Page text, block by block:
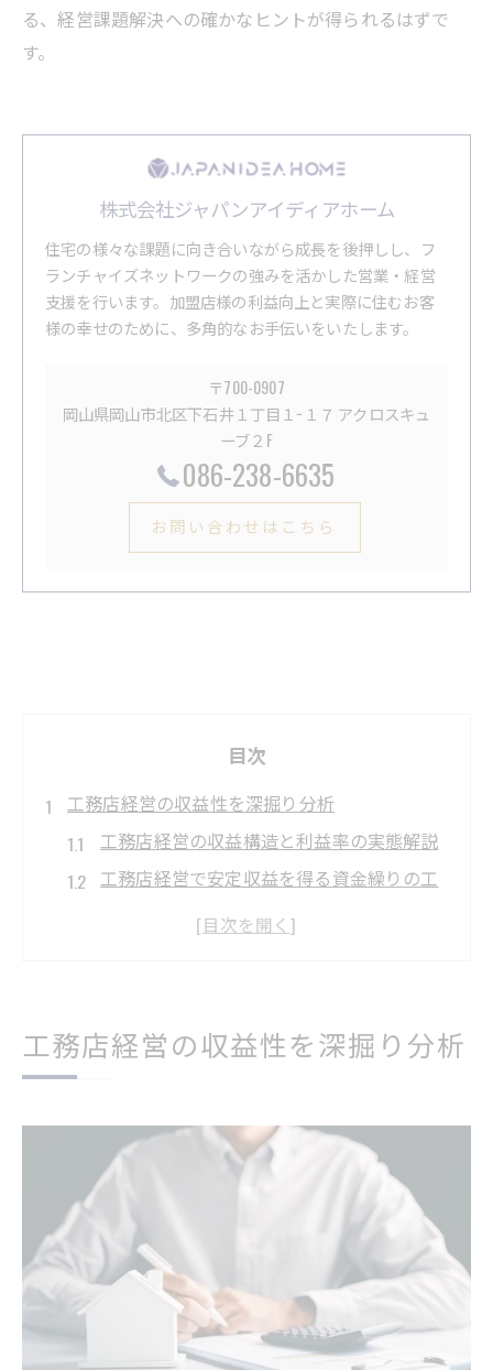
る、経営課題解決への確かなヒントが得られるはずで
す。
株式会社ジャパンアイディアホーム
住宅の様々な課題に向き合いながら成長を後押しし、フ
ランチャイズネットワークの強みを活かした営業・経営
支援を行います。加盟店様の利益向上と実際に住むお客
様の幸せのために、多角的なお手伝いをいたします。
〒700-0907
岡山県岡山市北区下石井１丁目１−１７ アクロスキュ
ーブ２F
086-238-6635
お問い合わせはこちら
目次
工務店経営の収益性を深掘り分析
工務店経営の収益構造と利益率の実態解説
工務店経営で安定収益を得る資金繰りの工
持続可能な工務店経営の実践知
略
工務店経営に欠かせない長期的視点の重要
環境変化に強い工務店経営体制の築き方
人材育成が持続可能な工務店経営を確立
経営研究で学ぶ工務店の安定基盤構築法
経営課題を克服するプロの工務店戦略
工務店経営の収益性を深掘り分析